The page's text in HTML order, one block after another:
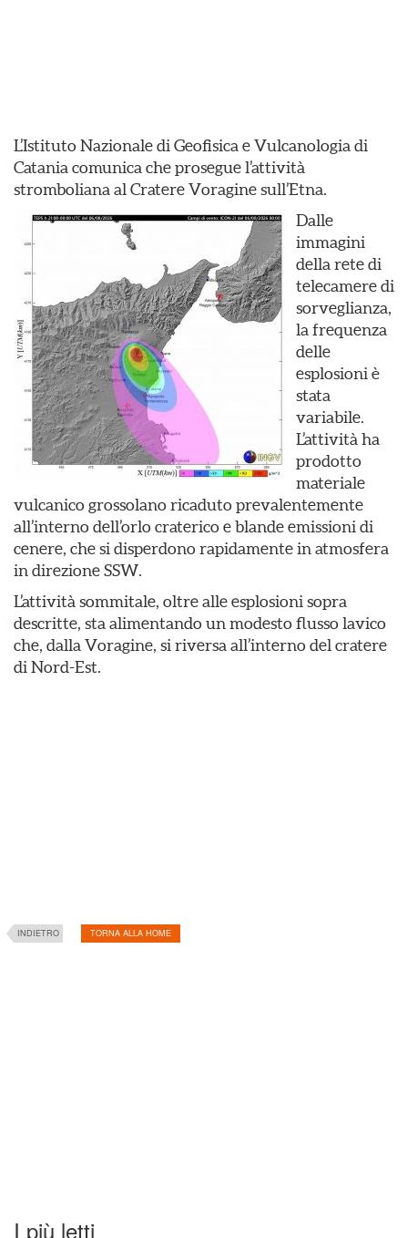
L’Istituto Nazionale di Geofisica e Vulcanologia di
Catania comunica che prosegue l’attività
stromboliana al Cratere Voragine sull’Etna.
Dalle
immagini
della rete di
telecamere di
sorveglianza,
la frequenza
delle
esplosioni è
stata
variabile.
L’attività ha
prodotto
materiale
vulcanico grossolano ricaduto prevalentemente
all’interno dell’orlo craterico e blande emissioni di
cenere, che si disperdono rapidamente in atmosfera
in direzione SSW.
L’attività sommitale, oltre alle esplosioni sopra
descritte, sta alimentando un modesto flusso lavico
che, dalla Voragine, si riversa all’interno del cratere
di Nord-Est.
INDIETRO TORNA ALLA HOME
I più letti